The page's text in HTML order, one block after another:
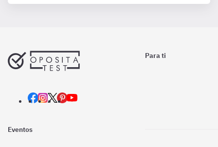
Para ti
Eventos